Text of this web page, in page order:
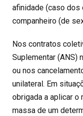
afinidade (caso dos
companheiro (de
Nos contratos
Suplementar (ANS)
ou nos
unilateral. Em
obrigada a aplicar o
massa de um